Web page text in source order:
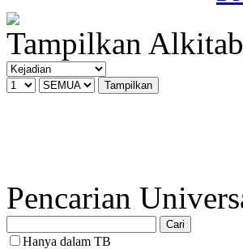
Tampilkan Alkitab
Pencarian
Hanya dalam TB